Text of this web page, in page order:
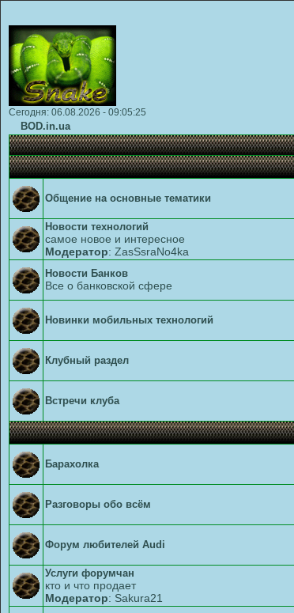
Сегодня: 06.08.2026 - 09:05:25
BOD.in.ua
Общение на основные тематики
Новости технологий
самое новое и интересное
Модератор: ZasSsraNo4ka
Новости Банков
Все о банковской сфере
Новинки мобильных технологий
Клубный раздел
Встречи клуба
Барахолка
Разговоры обо всём
Форум любителей Audi
Услуги форумчан
кто и что продает
Модератор: Sakura21